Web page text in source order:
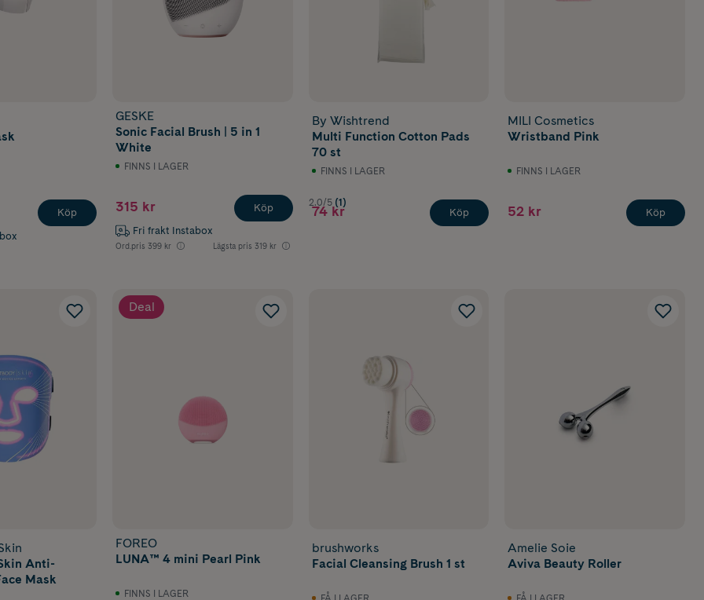
Köp
GESKE
Sonic Facial Brush | 5 in 1
White
FINNS I LAGER
315 kr
Fri frakt Instabox
Ord.pris 399 kr Lägsta pris 319 kr
Köp
By Wishtrend
Multi Function Cotton Pads
70 st
FINNS I LAGER
2.0/5 (1)
74 kr Köp
MILI Cosmetics
Wristband Pink
FINNS I LAGER
52 kr Köp
Anti-
Mask
Deal
FOREO
LUNA™ 4 mini Pearl Pink
FINNS I LAGER
brushworks
Facial Cleansing Brush 1 st
Amelie Soie
Aviva Beauty Roller